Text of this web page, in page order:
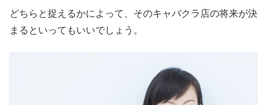
どちらと捉えるかによって、そのキャバクラ店の将来が決
まるといってもいいでしょう。